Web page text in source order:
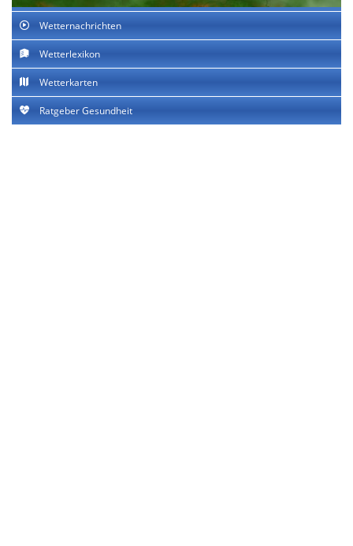
Wetternachrichten
Wetterlexikon
Wetterkarten
Ratgeber Gesundheit